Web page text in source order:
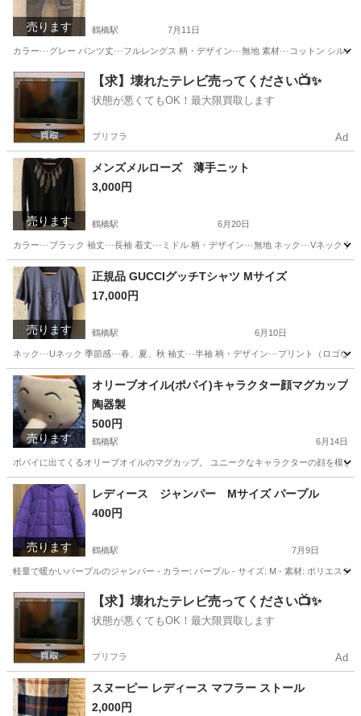
売ります 鶴橋駅 7月11日
カラー···グレー パンツ丈···フルレングス 柄・デザイン···無地 素材···コットン シ
大阪 大阪市 鶴橋駅 服/ファッション
【求】壊れたテレビ売ってください📺✨
状態が悪くてもOK！最大限買取します
プリフラ Ad
売ります
メンズメルローズ 薄手ニット
3,000円
鶴橋駅 6月20日
カラー···ブラック 袖丈···長袖 着丈···ミドル 柄・デザイン···無地 ネック···Vネッ
大阪 大阪市 鶴橋駅 セーター
売ります
正規品 GUCCIグッチTシャツ Mサイズ
17,000円
鶴橋駅 6月10日
ネック···Uネック 季節感···春、夏、秋 袖丈···半袖 柄・デザイン···プリント（ロ
大阪 大阪市 鶴橋駅 Tシャツ GUCCI
売ります
オリーブオイル(ポパイ)キャラクター顔マグカップ
陶器製
500円
鶴橋駅 6月14日
ポパイに出てくるオリーブオイルのマグカップ。 ユニークなキャラクターの顔を模
大阪 大阪市 鶴橋駅 マグカップ
売ります
レディース ジャンパー Mサイズ パープル
400円
鶴橋駅 7月9日
軽量で暖かいパープルのジャンパー - カラー: パープル - サイズ: M - 素材: ポリエステ
大阪 大阪市 鶴橋駅 ジャンパー 軽量
【求】壊れたテレビ売ってください📺✨
状態が悪くてもOK！最大限買取します
プリフラ Ad
スヌーピー レディース マフラー ストール
2,000円